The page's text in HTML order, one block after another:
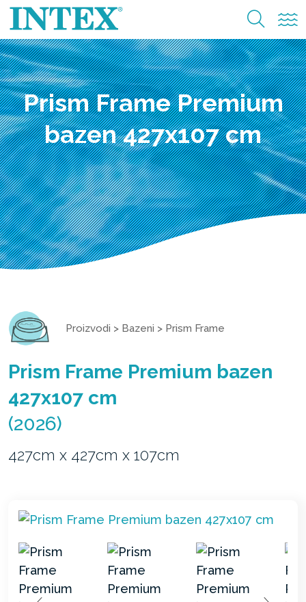
Prism Frame Premium
bazen 427x107 cm
Proizvodi > Bazeni > Prism Frame
Prism Frame Premium bazen
427x107 cm
(2026)
427cm x 427cm x 107cm